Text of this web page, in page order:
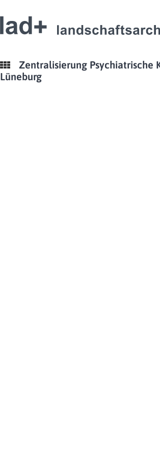
Zentralisierung Psychiatrische
Lüneburg